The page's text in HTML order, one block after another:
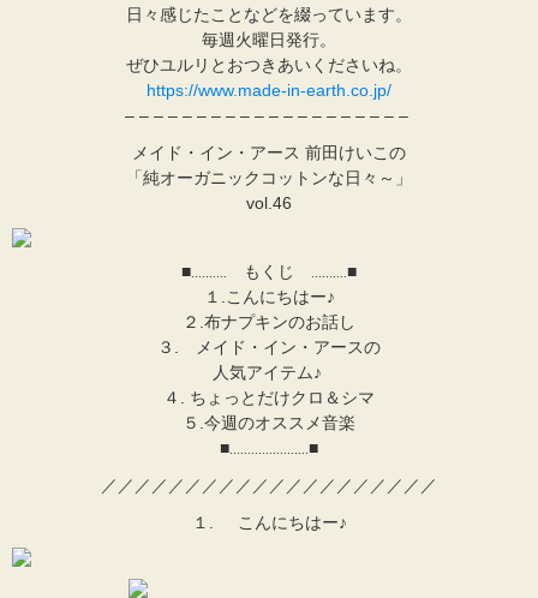
日々感じたことなどを綴っています。
毎週火曜日発行。
ぜひユルリとおつきあいくださいね。
https://www.made-in-earth.co.jp/
– – – – – – – – – – – – – – – – – – – –
メイド・イン・アース 前田けいこの
「純オーガニックコットンな日々～」
vol.46
■‥‥‥‥‥ もくじ ‥‥‥‥‥■
１.こんにちはー♪
２.布ナプキンのお話し
３. メイド・イン・アースの
人気アイテム♪
４. ちょっとだけクロ＆シマ
５.今週のオススメ音楽
■‥‥‥‥‥‥‥‥‥‥‥■
／／／／／／／／／／／／／／／／／／／／
１. こんにちはー♪